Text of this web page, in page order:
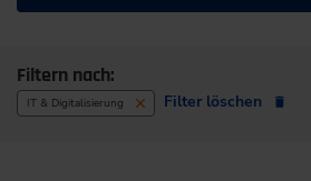
Filtern nach:
IT & Digitalisierung Filter löschen